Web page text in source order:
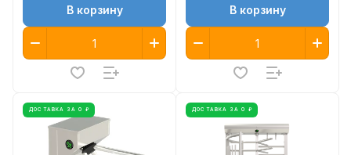
В корзину В корзину
ДОСТАВКА ЗА 0 ₽ ДОСТАВКА ЗА 0 ₽